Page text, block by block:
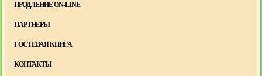
ПРОДЛЕНИЕ ON-LINE
ПАРТНЕРЫ
ГОСТЕВАЯ КНИГА
КОНТАКТЫ